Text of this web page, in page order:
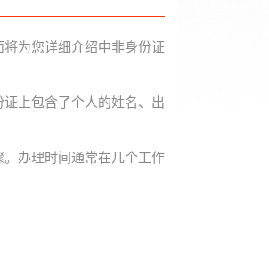
为您详细介绍中非身份证
上包含了个人的姓名、出
办理时间通常在几个工作